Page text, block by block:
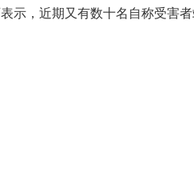
示，近期又有数十名自称受害